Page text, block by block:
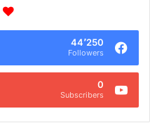
44٬250
Followers
0
Subscribers